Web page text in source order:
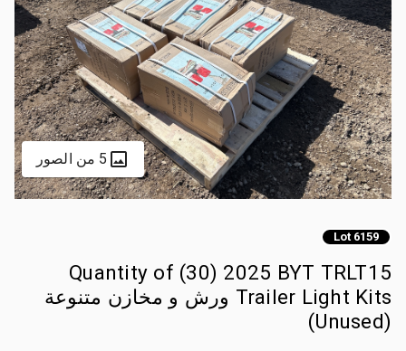
5 من الصور
Lot 6159
Quantity of (30) 2025 BYT TRLT15
Trailer Light Kits ورش و مخازن متنوعة
(Unused)